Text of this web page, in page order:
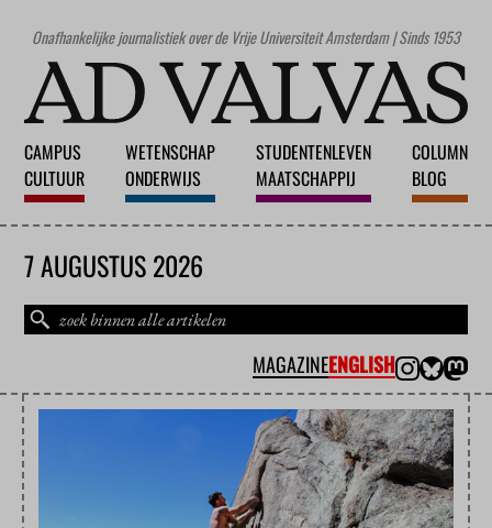
Onafhankelijke journalistiek over de Vrije Universiteit Amsterdam | Sinds 1953
CAMPUS
CULTUUR
WETENSCHAP
ONDERWIJS
STUDENTENLEVEN
MAATSCHAPPIJ
COLUMN
BLOG
7 AUGUSTUS 2026
MAGAZINEENGLISH